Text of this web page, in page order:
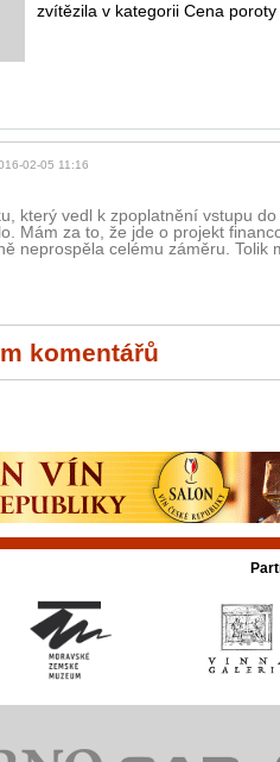
zvítězila v kategorii Cena
02-05 11:16
který vedl k zpoplatnění vstupu
Mám za to, že jde o projekt
neprospěla celému záměru. Tolik
komentářů